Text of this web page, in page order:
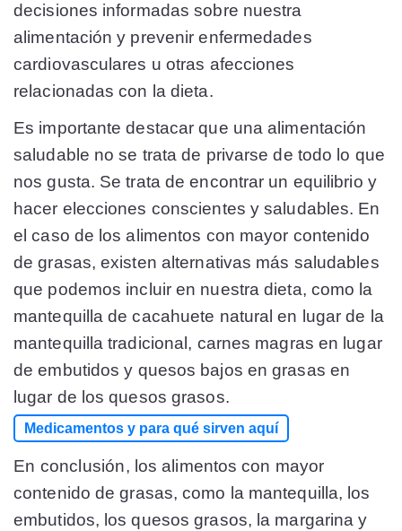
decisiones informadas sobre nuestra
alimentación y prevenir enfermedades
cardiovasculares u otras afecciones
relacionadas con la dieta.
Es importante destacar que una alimentación
saludable no se trata de privarse de todo lo que
nos gusta. Se trata de encontrar un equilibrio y
hacer elecciones conscientes y saludables. En
el caso de los alimentos con mayor contenido
de grasas, existen alternativas más saludables
que podemos incluir en nuestra dieta, como la
mantequilla de cacahuete natural en lugar de la
mantequilla tradicional, carnes magras en lugar
de embutidos y quesos bajos en grasas en
lugar de los quesos grasos.
Medicamentos y para qué sirven aquí
En conclusión, los alimentos con mayor
contenido de grasas, como la mantequilla, los
embutidos, los quesos grasos, la margarina y